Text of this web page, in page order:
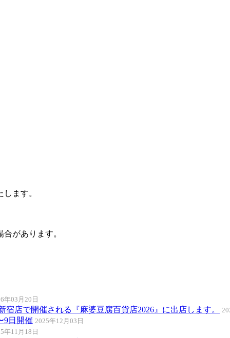
ます。
があります。
年03月20日
宿店で開催される『麻婆豆腐百貨店2026』に出店します。
9日開催 2025年12月03日
年11月18日